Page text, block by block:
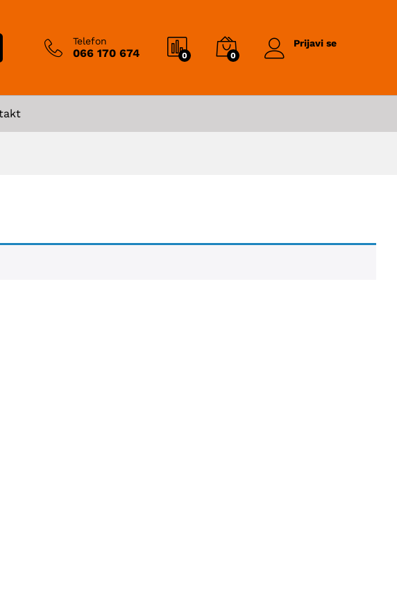
Telefon
066 170 674 0 0
Prijavi se